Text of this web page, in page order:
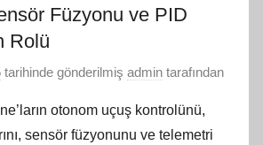
Füzyonu ve PID
Rolü
tarihinde gönderilmiş admin tarafından
otonom uçuş kontrolünü,
sensör füzyonunu ve telemetri